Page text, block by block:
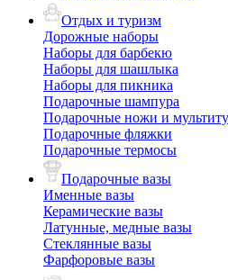
Отдых и туризм
Дорожные наборы
Наборы для барбекю
Наборы для шашлыка
Наборы для пикника
Подарочные шампура
Подарочные ножи и
Подарочные фляжки
Подарочные термосы
Подарочные вазы
Именные вазы
Керамические вазы
Латунные, медные вазы
Стеклянные вазы
Фарфоровые вазы